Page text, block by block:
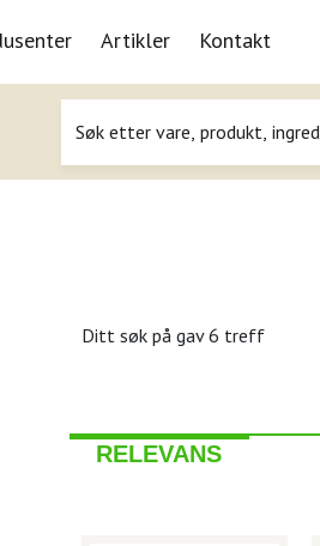
Artikler Kontakt
Ditt søk på gav 6 treff
RELEVANS